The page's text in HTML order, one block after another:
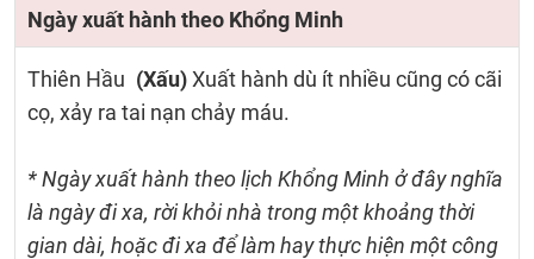
Ngày xuất hành theo Khổng Minh
Thiên Hầu (Xấu)Xuất hành dù ít nhiều cũng có cãi
cọ, xảy ra tai nạn chảy máu.
* Ngày xuất hành theo lịch Khổng Minh ở đây nghĩa
là ngày đi xa, rời khỏi nhà trong một khoảng thời
gian dài, hoặc đi xa để làm hay thực hiện một công